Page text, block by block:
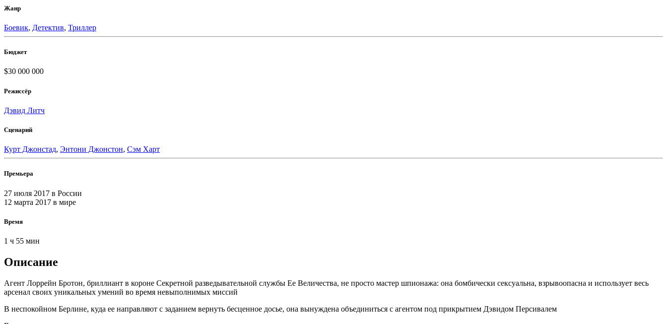
Жанр
Боевик, Детектив, Триллер
Бюджет
$30 000 000
Режиссёр
Дэвид Литч
Сценарий
Курт Джонстад, Энтони Джонстон, Сэм Харт
Премьера
27 июля 2017 в России
12 марта 2017 в мире
Время
1 ч 55 мин
Описание
Агент Лоррейн Бротон, бриллиант в короне Секретной разведывательной службы Ее Величества, не просто мастер шпионажа: она бомбически сексуальна, взрывоопасна и использует весь
арсенал своих уникальных умений во время невыполнимых миссий
В неспокойном Берлине, куда ее направляют с заданием вернуть бесценное досье, она вынуждена объединиться с агентом под прикрытием Дэвидом Персивалем